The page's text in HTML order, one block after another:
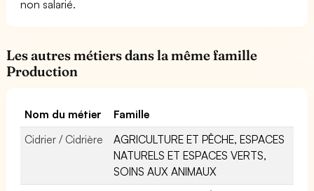
non salarié.
Les autres métiers dans la même famille
Production
Nom du métier
Famille
Cidrier / Cidrière
AGRICULTURE ET PÊCHE, ESPACES
NATURELS ET ESPACES VERTS,
SOINS AUX ANIMAUX